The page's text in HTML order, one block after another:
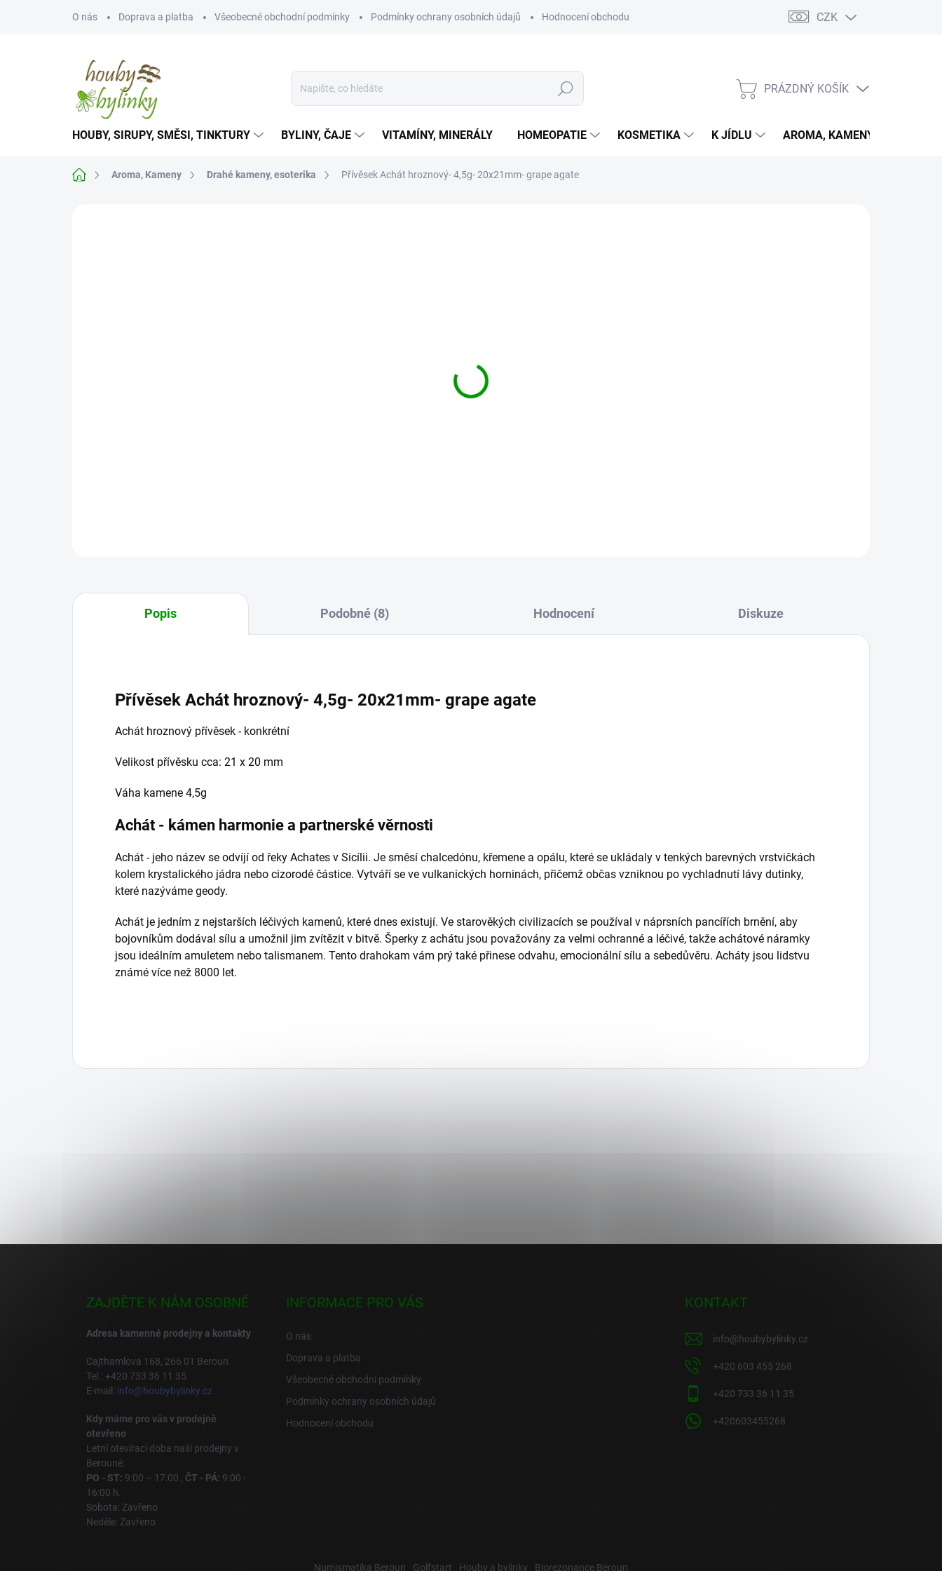
O nás Doprava a platba Všeobecné obchodní podmínky Podmínky ochrany osobních údajů Hodnocení obchodu CZK
Hledat
NÁKUPNÍ
PRÁZDNÝ KOŠÍK
HOUBY, SIRUPY, SMĚSI, TINKTURY BYLINY, ČAJE VITAMÍNY, MINERÁLY HOMEOPATIE KOSMETIKA K JÍDLU AROMA, KAMENY
Domů Aroma, Kameny Drahé kameny, esoterika Přívěsek Achát hroznový- 4,5g- 20x21mm- grape agate
Achát hroznový přívěsek - konkrétní
Popis Podobné (8) Hodnocení Diskuze
Přívěsek Achát hroznový- 4,5g- 20x21mm- grape agate
Achát hroznový přívěsek - konkrétní
Velikost přívěsku cca: 21 x 20 mm
Váha kamene 4,5g
Achát - kámen harmonie a partnerské věrnosti
Achát - jeho název se odvíjí od řeky Achates v Sicílii. Je směsí chalcedónu, křemene a opálu, které se ukládaly v tenkých barevných vrstvičkách
kolem krystalického jádra nebo cizorodé částice. Vytváří se ve vulkanických horninách, přičemž občas vzniknou po vychladnutí lávy dutinky,
které nazýváme geody.
Achát je jedním z nejstarších léčivých kamenů, které dnes existují. Ve starověkých civilizacích se používal v náprsních pancířích brnění, aby
bojovníkům dodával sílu a umožnil jim zvítězit v bitvě. Šperky z achátu jsou považovány za velmi ochranné a léčivé, takže achátové náramky
jsou ideálním amuletem nebo talismanem. Tento drahokam vám prý také přinese odvahu, emocionální sílu a sebedůvěru. Acháty jsou lidstvu
známé více než 8000 let.
ZAJDĚTE K NÁM OSOBNĚ
Adresa kamenné prodejny a kontakty
Cajthamlova 168, 266 01 Beroun
Tel.: +420 733 36 11 35
E-mail: info@houbybylinky.cz
Kdy máme pro vás v prodejně
otevřeno
Letní otevírací doba naší prodejny v
Berouně:
PO - ST: 9:00 – 17:00 , ČT - PÁ: 9:00 -
16:00 h.
Sobota: Zavřeno
Neděle: Zavřeno
INFORMACE PRO VÁS
O nás
Doprava a platba
Všeobecné obchodní podmínky
Podmínky ochrany osobních údajů
Hodnocení obchodu
KONTAKT
info@houbybylinky.cz
+420 603 455 268
+420 733 36 11 35
+420603455268
Numismatika Beroun Golfstart Houby a bylinky Biorezonance Beroun